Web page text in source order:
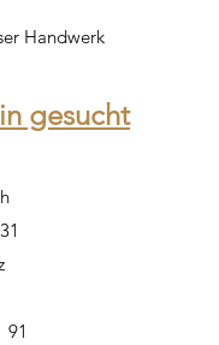
Handwerk
gesucht
91